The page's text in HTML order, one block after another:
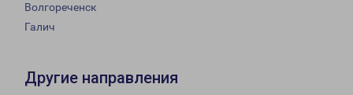
Волгореченск
Галич
Другие направления